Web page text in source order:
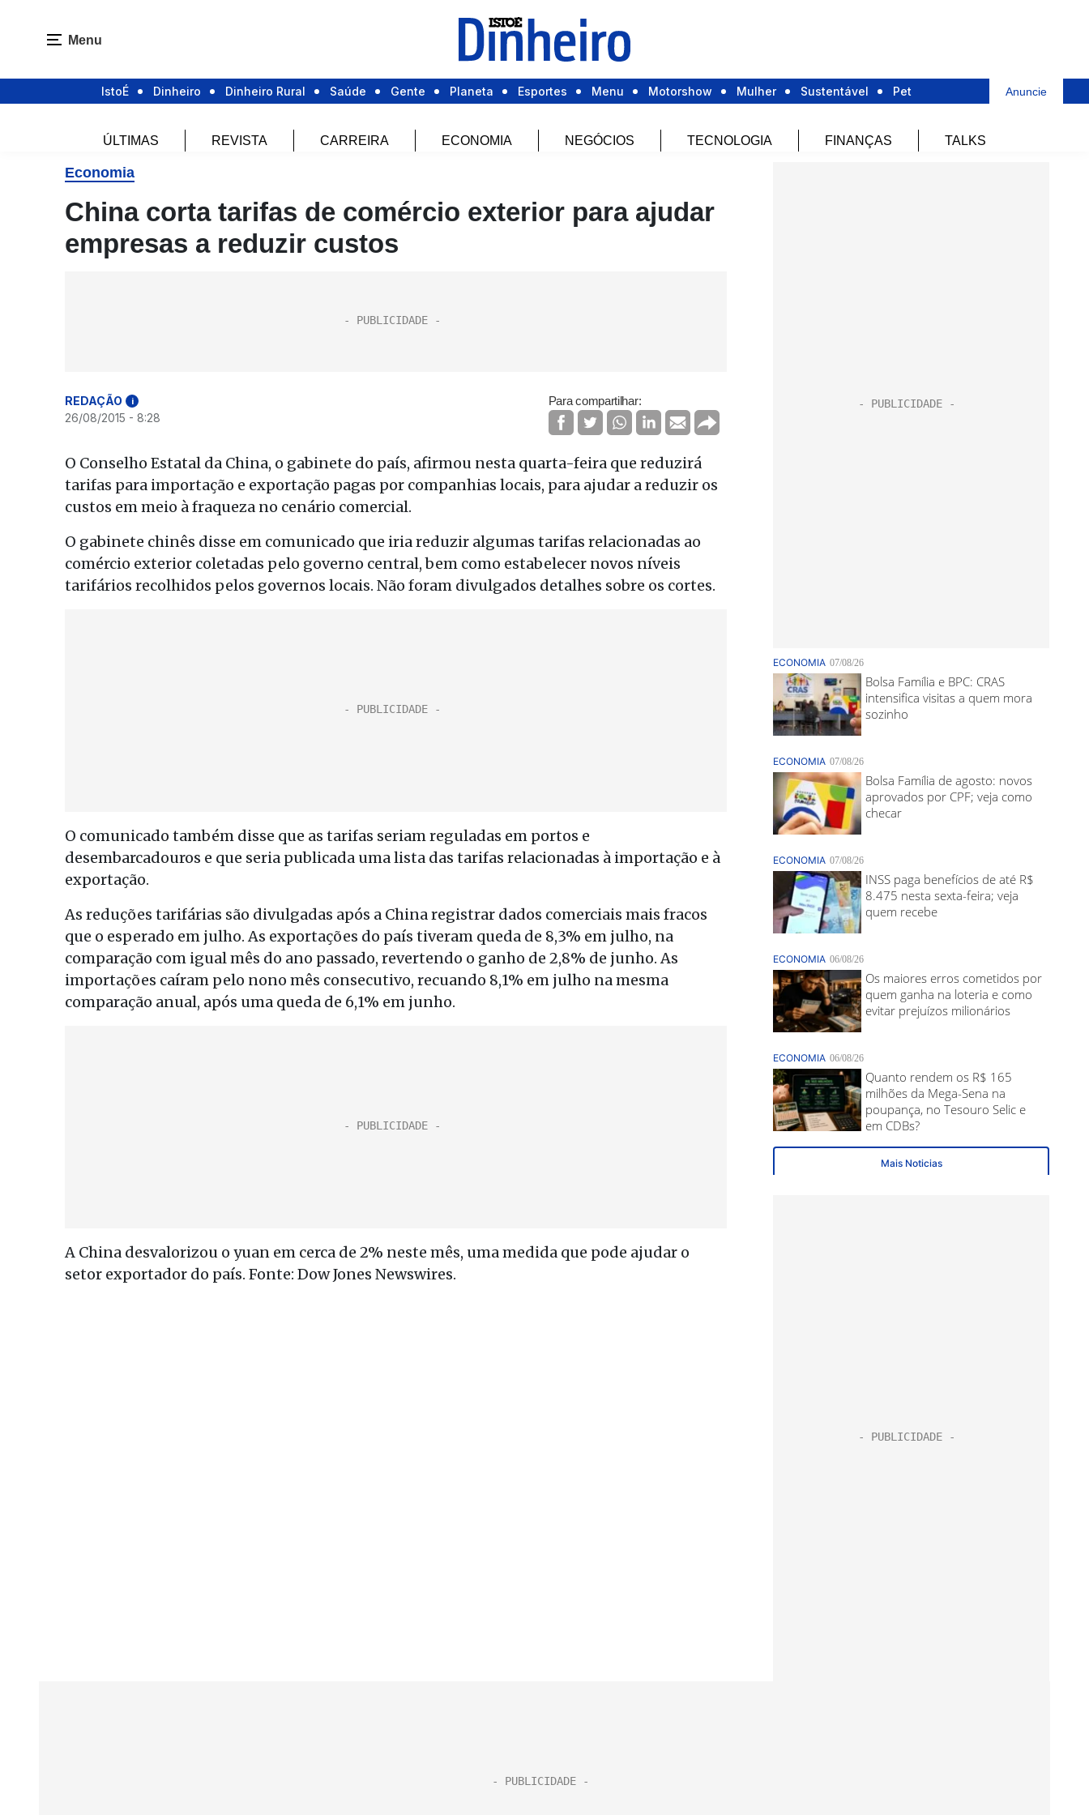
Menu
IstoÉ Dinheiro Dinheiro Rural Saúde Gente Planeta Esportes Menu Motorshow Mulher Sustentável Pet Anuncie
ÚLTIMAS REVISTA CARREIRA ECONOMIA NEGÓCIOS TECNOLOGIA FINANÇAS TALKS
Economia
China corta tarifas de comércio exterior para ajudar
empresas a reduzir custos
REDAÇÃO i
26/08/2015 - 8:28
Para compartilhar:
O Conselho Estatal da China, o gabinete do país, afirmou nesta quarta-feira que reduzirá
tarifas para importação e exportação pagas por companhias locais, para ajudar a reduzir os
custos em meio à fraqueza no cenário comercial.
O gabinete chinês disse em comunicado que iria reduzir algumas tarifas relacionadas ao
comércio exterior coletadas pelo governo central, bem como estabelecer novos níveis
tarifários recolhidos pelos governos locais. Não foram divulgados detalhes sobre os cortes.
O comunicado também disse que as tarifas seriam reguladas em portos e
desembarcadouros e que seria publicada uma lista das tarifas relacionadas à importação e à
exportação.
As reduções tarifárias são divulgadas após a China registrar dados comerciais mais fracos
que o esperado em julho. As exportações do país tiveram queda de 8,3% em julho, na
comparação com igual mês do ano passado, revertendo o ganho de 2,8% de junho. As
importações caíram pelo nono mês consecutivo, recuando 8,1% em julho na mesma
comparação anual, após uma queda de 6,1% em junho.
A China desvalorizou o yuan em cerca de 2% neste mês, uma medida que pode ajudar o
setor exportador do país. Fonte: Dow Jones Newswires.